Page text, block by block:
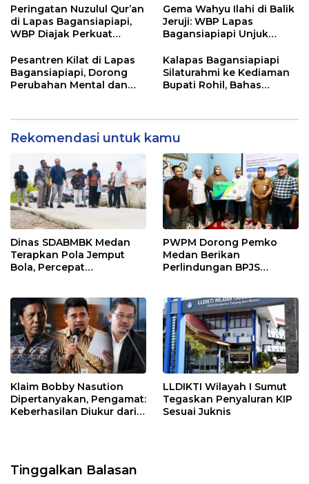
Moral Keluarga
Posyandu
Peringatan Nuzulul Qur’an
di Lapas Bagansiapiapi,
WBP Diajak Perkuat
Ramadhan
Gema Wahyu Ilahi di Balik
Jeruji: WBP Lapas
Bagansiapiapi Unjuk
Keagamaan
Pesantren Kilat di Lapas
Bagansiapiapi, Dorong
Perubahan Mental dan
Kalapas Bagansiapiapi
Silaturahmi ke Kediaman
Bupati Rohil, Bahas
Pemindahan WBP
Rekomendasi untuk kamu
Dinas SDABMBK Medan
Terapkan Pola Jemput
Bola, Percepat
Kecamatan
PWPM Dorong Pemko
Medan Berikan
Perlindungan BPJS
Klaim Bobby Nasution
Dipertanyakan, Pengamat:
Keberhasilan Diukur dari
LLDIKTI Wilayah I Sumut
Tegaskan Penyaluran KIP
Sesuai Juknis
Tinggalkan Balasan